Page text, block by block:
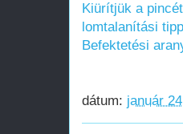
Kiürítjük a
lomtalanítási
Befektetési
dátum: január